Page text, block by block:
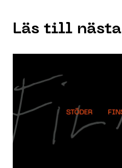
Läs till nästa